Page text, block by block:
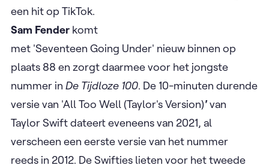
een hit op TikTok. ​
Sam Fender komt
met 'Seventeen Going Under' nieuw binnen op
plaats 88 en zorgt daarmee voor het jongste
nummer in De Tijdloze 100. De 10-minuten durende
versie van 'All Too Well (Taylor's Version)'van
Taylor Swift dateert eveneens van 2021, al
verscheen een eerste versie van het nummer
reeds in 2012. De Swifties lieten voor het tweede